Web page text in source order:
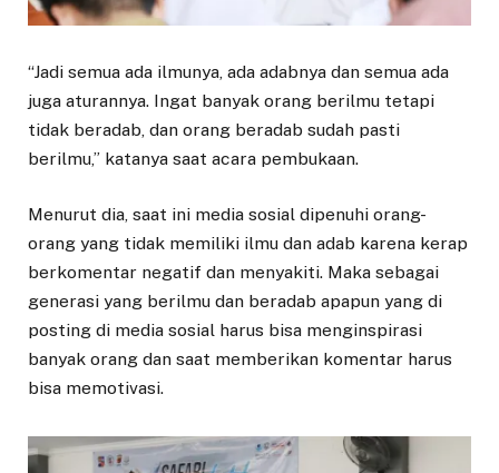
“Jadi semua ada ilmunya, ada adabnya dan semua ada
juga aturannya. Ingat banyak orang berilmu tetapi
tidak beradab, dan orang beradab sudah pasti
berilmu,” katanya saat acara pembukaan.
Menurut dia, saat ini media sosial dipenuhi orang-
orang yang tidak memiliki ilmu dan adab karena kerap
berkomentar negatif dan menyakiti. Maka sebagai
generasi yang berilmu dan beradab apapun yang di
posting di media sosial harus bisa menginspirasi
banyak orang dan saat memberikan komentar harus
bisa memotivasi.